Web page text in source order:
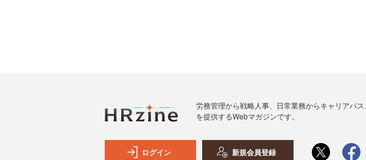
労務管理から戦略人事、日常業務からキャリアパ
を提供するWebマガジンです。
ログイン 新規会員登録